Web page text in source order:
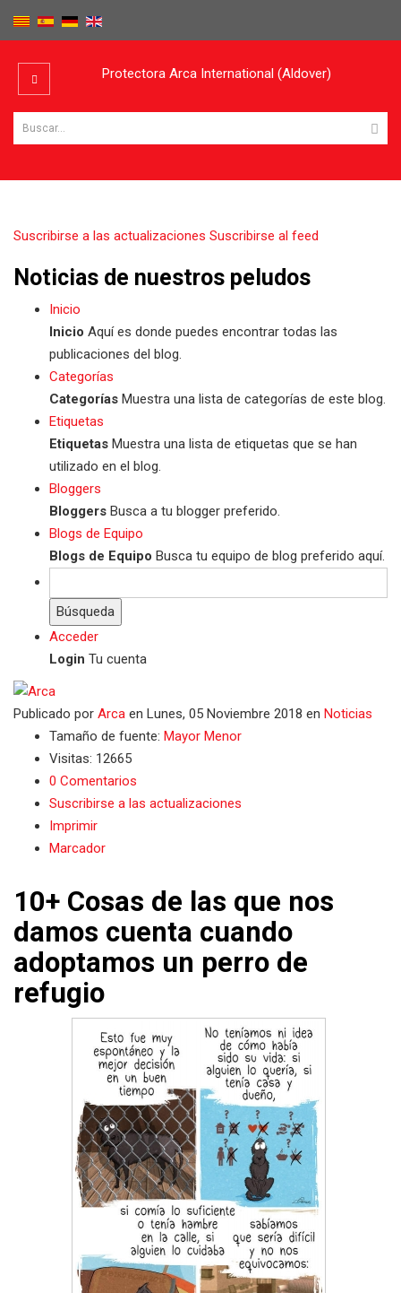
Protectora Arca International (Aldover)
Suscribirse a las actualizaciones Suscribirse al feed
Noticias de nuestros peludos
Inicio
Inicio Aquí es donde puedes encontrar todas las
publicaciones del blog.
Categorías
Categorías Muestra una lista de categorías de este blog.
Etiquetas
Etiquetas Muestra una lista de etiquetas que se han
utilizado en el blog.
Bloggers
Bloggers Busca a tu blogger preferido.
Blogs de Equipo
Blogs de Equipo Busca tu equipo de blog preferido aquí.
Búsqueda
Acceder
Login Tu cuenta
Publicado por Arca en Lunes, 05 Noviembre 2018 en Noticias
Tamaño de fuente: Mayor Menor
Visitas: 12665
0 Comentarios
Suscribirse a las actualizaciones
Imprimir
Marcador
10+ Cosas de las que nos
damos cuenta cuando
adoptamos un perro de
refugio